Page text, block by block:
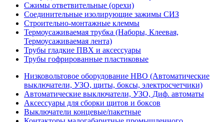
Сжимы ответвительные (орехи)
Соединительные изолирующие зажимы СИЗ
Строительно-монтажные клеммы
Термоусаживаемая трубка (Наборы, Клеевая,
Термоусаживаемая лента)
Трубы гладкие ПВХ и аксессуары
Трубы гофрированные пластиковые
Низковольтовое оборудование НВО (Автоматические
выключатели, УЗО, щиты, боксы, электросчетчики)
Автоматические выключатели, УЗО, Диф. автоматы
Аксессуары для сборки щитов и боксов
Выключатели концевые/пакетные